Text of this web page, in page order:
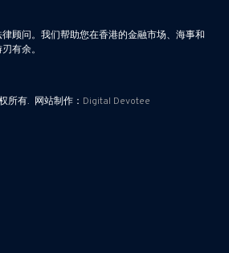
顾问。我们帮助您在香港的金融市场、海事和
有余。
所有. 网站制作： Digital Devotee